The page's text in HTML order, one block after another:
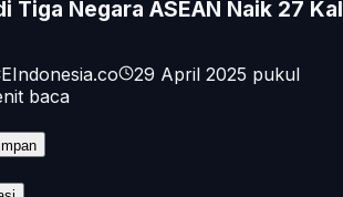
Tiga Negara ASEAN Naik 27
29 April 2025 pukul
baca